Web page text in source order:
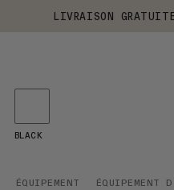
LIVRAISON
ÉQUIPEMENT ÉQUIPEMENT
BLACK